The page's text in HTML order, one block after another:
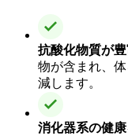
抗酸化物質が豊
物が含まれ、
減します。
消化器系の健